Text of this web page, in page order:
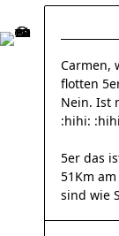
Carmen,
flotten
Nein. Ist
:hihi:
5er das
51Km
sind wie